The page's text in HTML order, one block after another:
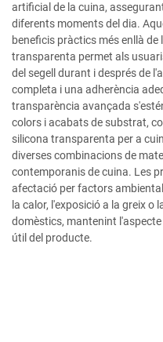
artificial de la cuina,
diferents moments del dia.
beneficis pràctics més enllà
transparenta permet als
del segell durant i després de
completa i una adherència
transparència avançada
colors i acabats de substrat,
silicona transparenta per a
diverses combinacions de
contemporanis de cuina. Les
afectació per factors
la calor, l'exposició a la greix
domèstics, mantenint
útil del producte.